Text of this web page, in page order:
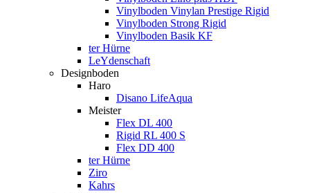
Vinylboden Vinylan Prestige Rigid
Vinylboden Strong Rigid
Vinylboden Basik KF
ter Hürne
LeYdenschaft
Designboden
Haro
Disano LifeAqua
Meister
Flex DL 400
Rigid RL 400 S
Flex DD 400
ter Hürne
Ziro
Kahrs